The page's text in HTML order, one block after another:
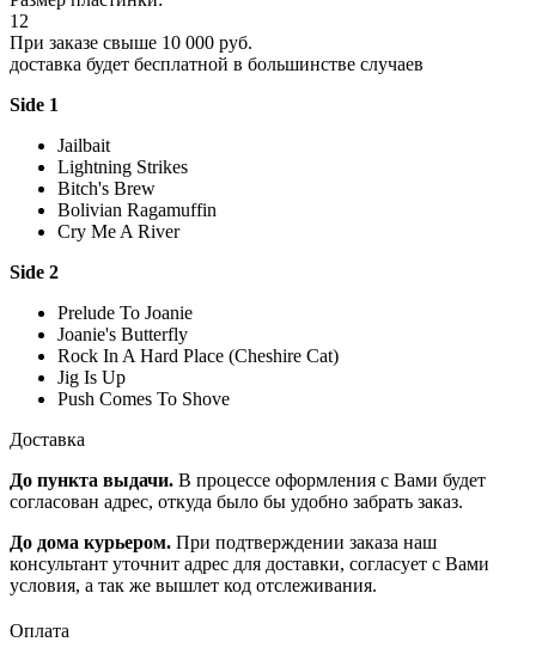
12
При заказе свыше 10 000 руб.
доставка будет бесплатной в большинстве случаев
Side 1
Jailbait
Lightning Strikes
Bitch's Brew
Bolivian Ragamuffin
Cry Me A River
Side 2
Prelude To Joanie
Joanie's Butterfly
Rock In A Hard Place (Cheshire Cat)
Jig Is Up
Push Comes To Shove
Доставка
До пункта выдачи. В процессе оформления с Вами будет
согласован адрес, откуда было бы удобно забрать заказ.
До дома курьером. При подтверждении заказа наш
консультант уточнит адрес для доставки, согласует с Вами
условия, а так же вышлет код отслеживания.
Оплата